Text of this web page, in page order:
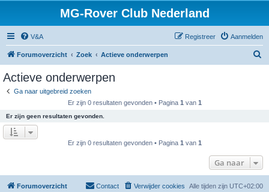
MG-Rover Club Nederland
V&A Aanmelden
Registreer
Forumoverzicht Zoek Actieve onderwerpen
Actieve onderwerpen
Ga naar uitgebreid zoeken
Er zijn 0 resultaten gevonden • Pagina 1 van 1
Er zijn geen resultaten gevonden.
Er zijn 0 resultaten gevonden • Pagina 1 van 1
Ga naar
Forumoverzicht Alle tijden zijn UTC+02:00
Verwijder cookies
Contact